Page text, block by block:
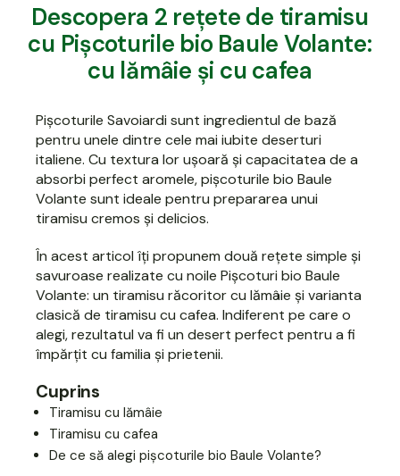
Descopera 2 rețete de tiramisu
cu Pișcoturile bio Baule Volante:
cu lămâie și cu cafea
Pișcoturile Savoiardi sunt ingredientul de bază
pentru unele dintre cele mai iubite deserturi
italiene. Cu textura lor ușoară și capacitatea de a
absorbi perfect aromele, pișcoturile bio Baule
Volante sunt ideale pentru prepararea unui
tiramisu cremos și delicios.
În acest articol îți propunem două rețete simple și
savuroase realizate cu noilePișcoturi bio Baule
Volante: un tiramisu răcoritor cu lămâie și varianta
clasică de tiramisu cu cafea. Indiferent pe care o
alegi, rezultatul va fi un desert perfect pentru a fi
împărțit cu familia și prietenii.
Cuprins
Tiramisu cu lămâie
Tiramisu cu cafea
De ce să alegi pișcoturile bio Baule Volante?